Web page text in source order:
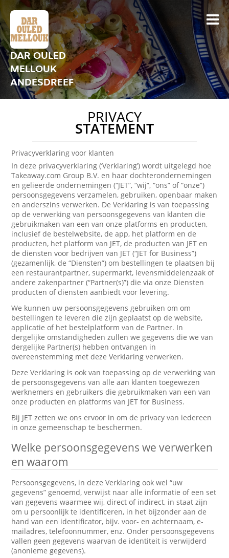
DAR OULED
MELLOUK
ANDESDREEF
PRIVACY
STATEMENT
Privacyverklaring voor klanten
In deze privacyverklaring (‘Verklaring’) wordt uitgelegd hoe
Takeaway.com Group B.V. en haar dochterondernemingen
en gelieerde ondernemingen (“JET”, “wij”, “ons” of “onze”)
persoonsgegevens verzamelen, gebruiken, openbaar maken
en anderszins verwerken. De Verklaring is van toepassing
op de verwerking van persoonsgegevens van klanten die
gebruikmaken van een van onze platforms en producten,
inclusief de bestelwebsite, de app, het platform en de
producten, het platform van JET, de producten van JET en
de diensten voor bedrijven van JET (“JET for Business”)
(gezamenlijk, de “Diensten”) om bestellingen te plaatsen bij
een restaurantpartner, supermarkt, levensmiddelenzaak of
andere zakenpartner (“Partner(s)”) die via onze Diensten
producten of diensten aanbiedt voor levering.
We kunnen uw persoonsgegevens gebruiken om om
bestellingen te leveren die zijn geplaatst op de website,
applicatie of het bestelplatform van de Partner. In
dergelijke omstandigheden zullen we gegevens die we van
dergelijke Partner(s) hebben ontvangen in
overeenstemming met deze Verklaring verwerken.
Deze Verklaring is ook van toepassing op de verwerking van
de persoonsgegevens van alle aan klanten toegewezen
werknemers en gebruikers die gebruikmaken van een van
onze producten en platforms van JET for Business.
Bij JET zetten we ons ervoor in om de privacy van iedereen
in onze gemeenschap te beschermen.
Welke persoonsgegevens we verwerken
en waarom
Persoonsgegevens, in deze Verklaring ook wel “uw
gegevens” genoemd, verwijst naar alle informatie of een set
van gegevens waarmee wij, direct of indirect, in staat zijn
om u persoonlijk te identificeren, in het bijzonder aan de
hand van een identificator, bijv. voor- en achternaam, e-
mailadres, telefoonnummer, enz. Onder persoonsgegevens
vallen geen gegevens waarvan de identiteit is verwijderd
(anonieme gegevens).